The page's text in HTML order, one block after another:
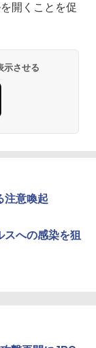
開くことを促
示させる
注意喚起
への感染を狙